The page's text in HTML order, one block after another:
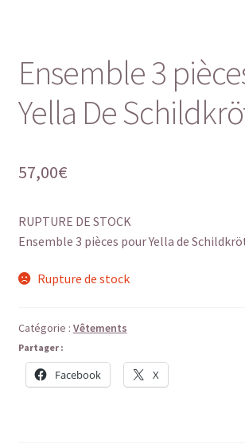
Ensemble 3
Yella De
57,00€
RUPTURE DE STOCK
Ensemble 3 pièces pour Yella de
Rupture de stock
Catégorie : Vêtements
Partager :
Facebook X